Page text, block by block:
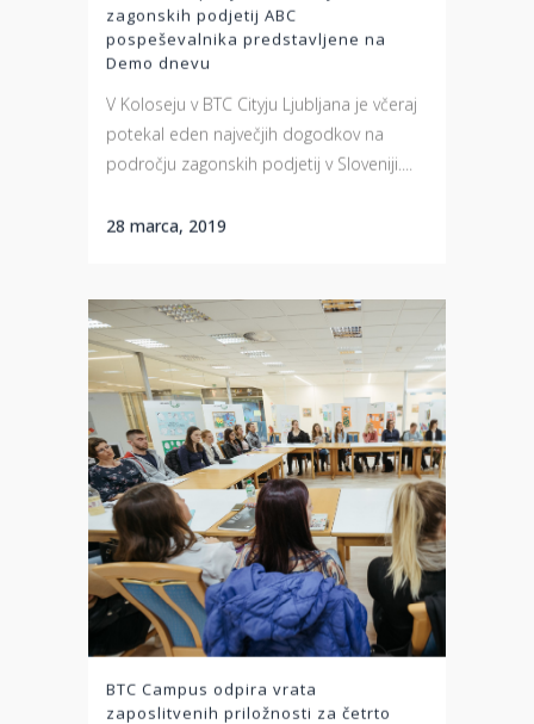
zagonskih podjetij ABC
pospeševalnika predstavljene na
Demo dnevu
V Koloseju v BTC Cityju Ljubljana je včeraj
potekal eden največjih dogodkov na
področju zagonskih podjetij v Sloveniji....
28 marca, 2019
BTC Campus odpira vrata
zaposlitvenih priložnosti za četrto